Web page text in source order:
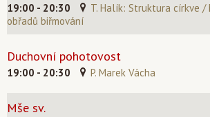
19:00 - 20:30
T. Halík: Struktura církve /
obřadů biřmování
Duchovní pohotovost
19:00 - 20:30 P. Marek Vácha
Mše sv.